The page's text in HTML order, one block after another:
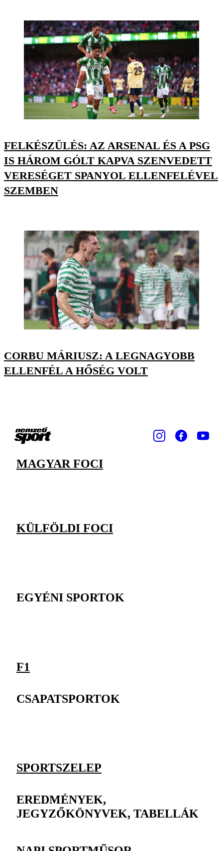
FELKÉSZÜLÉS: AZ ARSENAL ÉS A PSG
IS HÁROM GÓLT KAPVA SZENVEDETT
VERESÉGET SPANYOL ELLENFELÉVEL
SZEMBEN
CORBU MÁRIUSZ: A LEGNAGYOBB
ELLENFÉL A HŐSÉG VOLT
MAGYAR FOCI
KÜLFÖLDI FOCI
EGYÉNI SPORTOK
F1
CSAPATSPORTOK
SPORTSZELEP
EREDMÉNYEK,
JEGYZŐKÖNYVEK, TABELLÁK